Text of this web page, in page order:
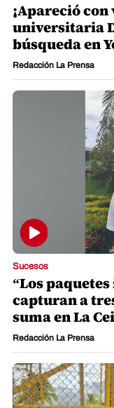
¡Apareció
universitaria
búsqueda en
Redacción La Prensa
Sucesos
“Los
capturan a
suma en La
Redacción La Prensa